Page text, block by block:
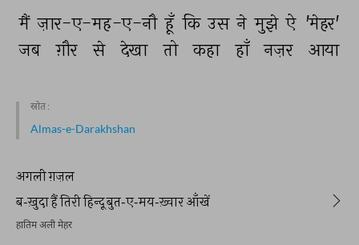
मैं ज़ार-ए-मह-ए-नौ हूँ कि उस ने मुझे ऐ 'मेहर'
जब
ग़ौर से देखा तो कहा हाँ नज़र आया
स्रोत :
Almas-e-Darakhshan
अगली ग़ज़ल
ब-ख़ुदा हैं तिरी हिन्दू बुत-ए-मय-ख़्वार आँखें
हातिम अली मेहर